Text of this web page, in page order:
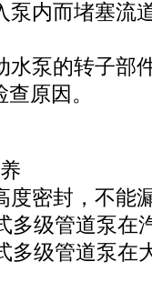
内而堵塞流
泵的转子部
原因。
密封，不能
级管道泵在
级管道泵在